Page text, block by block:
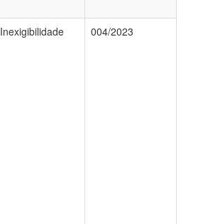
Inexigibilidade 004/2023